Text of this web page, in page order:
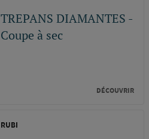
TREPANS DIAMANTES -
Coupe à sec
DÉCOUVRIR
RUBI